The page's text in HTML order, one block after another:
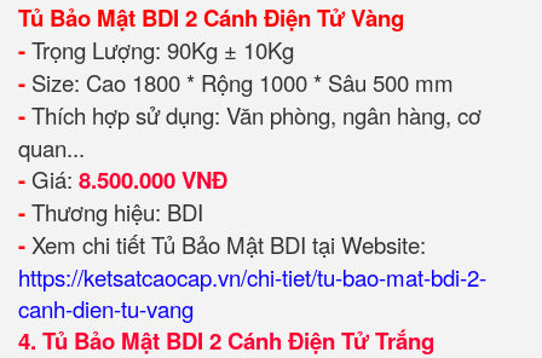
Tủ Bảo Mật BDI 2 Cánh Điện Tử Vàng
-Trọng Lượng: 90Kg ± 10Kg
- Size: Cao 1800 * Rộng 1000 * Sâu 500 mm
-Thích hợp sử dụng: Văn phòng, ngân hàng, cơ
quan...
- Giá: 8.500.000 VNĐ
-Thương hiệu: BDI
- Xem chi tiết Tủ Bảo Mật BDI tại Website:
https://ketsatcaocap.vn/chi-tiet/tu-bao-mat-bdi-2-
canh-dien-tu-vang
4. Tủ Bảo Mật BDI 2 Cánh Điện Tử Trắng